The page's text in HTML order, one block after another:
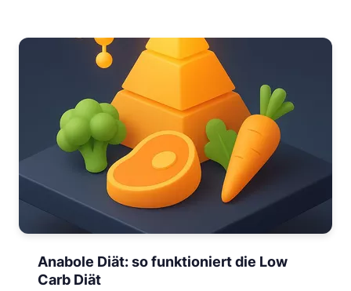
Anabole Diät: so funktioniert die Low
Carb Diät